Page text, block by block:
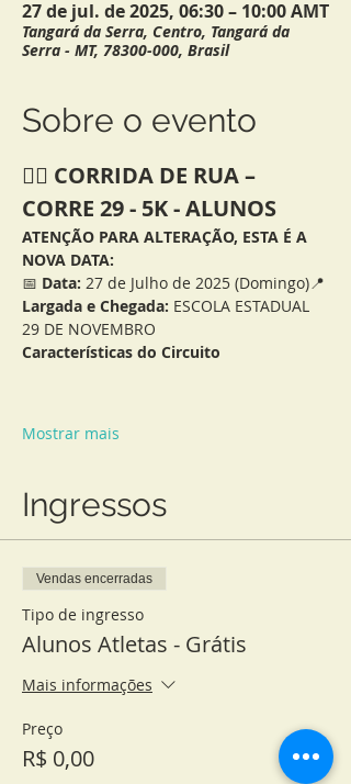
27 de jul. de 2025, 06:30 – 10:00 AMT
Tangará da Serra, Centro, Tangará da
Serra - MT, 78300-000, Brasil
Sobre o evento
🏃‍♂️ CORRIDA DE RUA –
CORRE 29 - 5K - ALUNOS
ATENÇÃO PARA ALTERAÇÃO, ESTA É A
NOVA DATA:
📅 Data: 27 de Julho de 2025 (Domingo)📍
Largada e Chegada: ESCOLA ESTADUAL
29 DE NOVEMBRO
Características do Circuito
Mostrar mais
Ingressos
Vendas encerradas
Tipo de ingresso
Alunos Atletas - Grátis
Mais informações
Preço
R$ 0,00